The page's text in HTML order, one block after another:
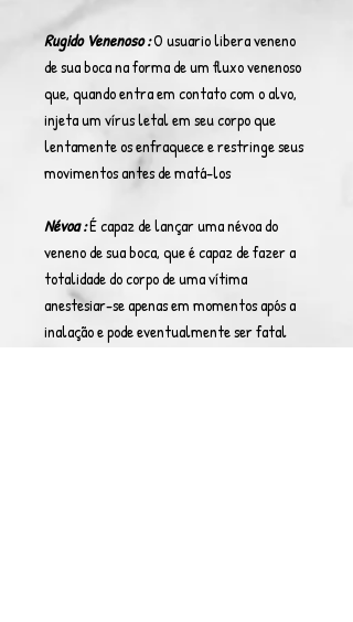
Rugido Venenoso :O usuario libera veneno
de sua boca na forma de um fluxo venenoso
que, quando entra em contato com o alvo,
injeta um vírus letal em seu corpo que
lentamente os enfraquece e restringe seus
movimentos antes de matá-los
Névoa :É capaz de lançar uma névoa do
veneno de sua boca, que é capaz de fazer a
totalidade do corpo de uma vítima
anestesiar-se apenas em momentos após a
inalação e pode eventualmente ser fatal